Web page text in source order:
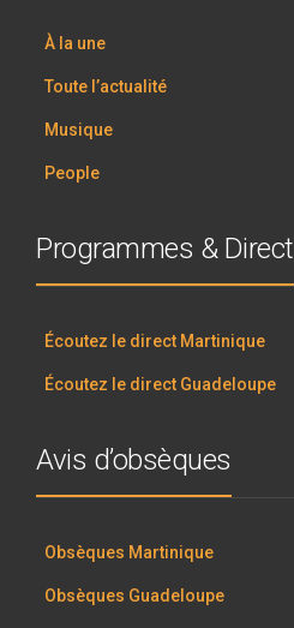
À la une
Toute l’actualité
Musique
People
Programmes & Direct
Écoutez le direct Martinique
Écoutez le direct Guadeloupe
Avis d’obsèques
Obsèques Martinique
Obsèques Guadeloupe